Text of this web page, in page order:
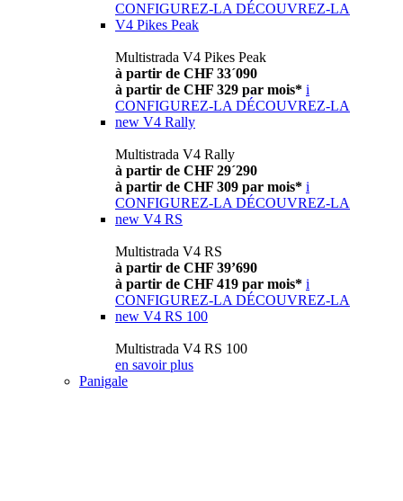
CONFIGUREZ-LA DÉCOUVREZ-LA
V4 Pikes Peak
Multistrada V4 Pikes Peak
à partir de CHF 33´090
à partir de CHF 329 par mois* i
CONFIGUREZ-LA DÉCOUVREZ-LA
new V4 Rally
Multistrada V4 Rally
à partir de CHF 29´290
à partir de CHF 309 par mois* i
CONFIGUREZ-LA DÉCOUVREZ-LA
new V4 RS
Multistrada V4 RS
à partir de CHF 39’690
à partir de CHF 419 par mois* i
CONFIGUREZ-LA DÉCOUVREZ-LA
new V4 RS 100
Multistrada V4 RS 100
en savoir plus
Panigale